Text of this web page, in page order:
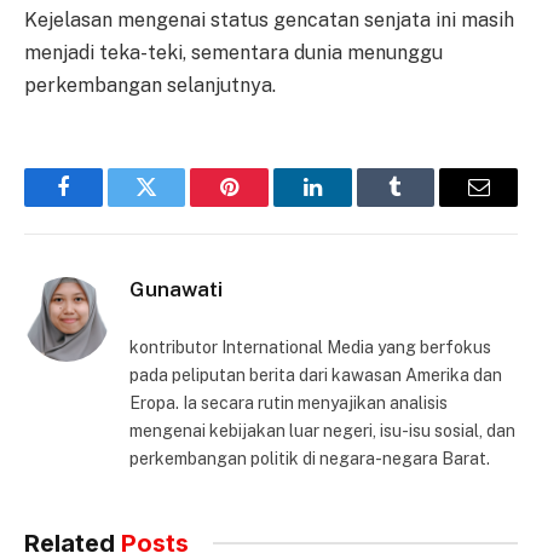
Kejelasan mengenai status gencatan senjata ini masih
menjadi teka-teki, sementara dunia menunggu
perkembangan selanjutnya.
FacebookTwitter Pinterest LinkedInTumblr Email
Gunawati
kontributor International Media yang berfokus
pada peliputan berita dari kawasan Amerika dan
Eropa. Ia secara rutin menyajikan analisis
mengenai kebijakan luar negeri, isu-isu sosial, dan
perkembangan politik di negara-negara Barat.
Related Posts